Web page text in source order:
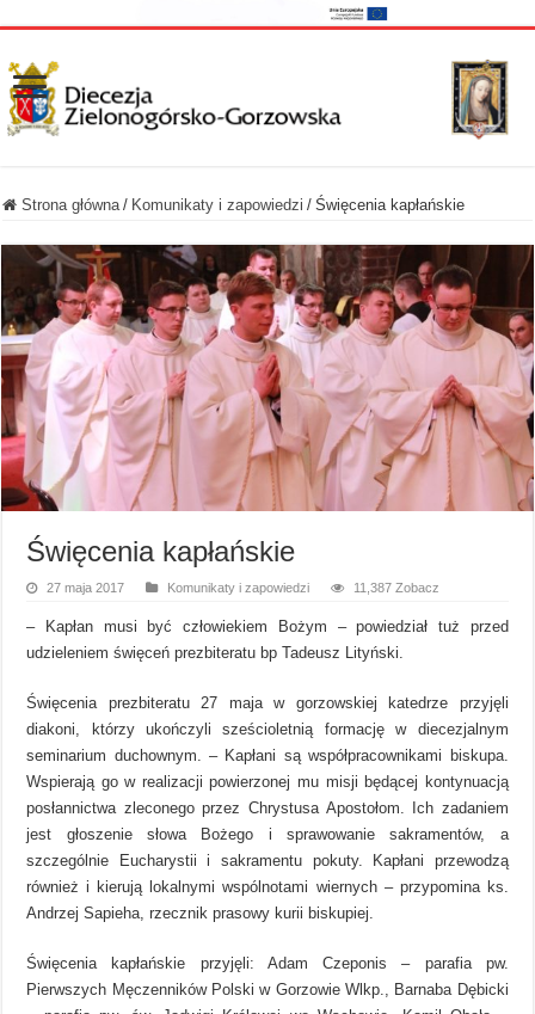
Strona główna / Komunikaty i zapowiedzi / Święcenia kapłańskie
Święcenia kapłańskie
27 maja 2017 Komunikaty i zapowiedzi 11,387 Zobacz
– Kapłan musi być człowiekiem Bożym – powiedział tuż przed
udzieleniem święceń prezbiteratu bp Tadeusz Lityński.
Święcenia prezbiteratu 27 maja w gorzowskiej katedrze przyjęli
diakoni, którzy ukończyli sześcioletnią formację w diecezjalnym
seminarium duchownym. – Kapłani są współpracownikami biskupa.
Wspierają go w realizacji powierzonej mu misji będącej kontynuacją
posłannictwa zleconego przez Chrystusa Apostołom. Ich zadaniem
jest głoszenie słowa Bożego i sprawowanie sakramentów, a
szczególnie Eucharystii i sakramentu pokuty. Kapłani przewodzą
również i kierują lokalnymi wspólnotami wiernych – przypomina ks.
Andrzej Sapieha, rzecznik prasowy kurii biskupiej.
Święcenia kapłańskie przyjęli: Adam Czeponis – parafia pw.
Pierwszych Męczenników Polski w Gorzowie Wlkp., Barnaba Dębicki